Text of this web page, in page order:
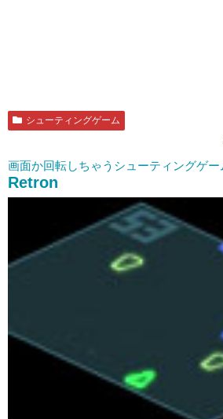
シューティングゲーム
画面か回転しちゃうシューティングゲー
Retron